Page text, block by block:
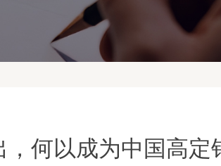
何以成为中国高定